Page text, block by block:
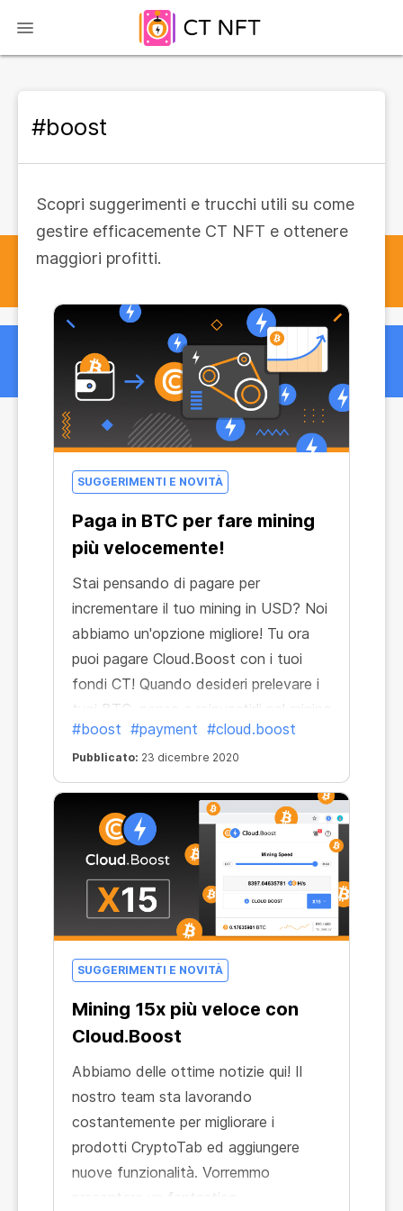
#boost
Scopri suggerimenti e trucchi utili su come
gestire efficacemente CT NFT e ottenere
maggiori profitti.
SUGGERIMENTI E NOVITÀ
Paga in BTC per fare mining
più velocemente!
Stai pensando di pagare per
incrementare il tuo mining in USD? Noi
abbiamo un'opzione migliore! Tu ora
puoi pagare Cloud.Boost con i tuoi
fondi CT! Quando desideri prelevare i
tuoi BTC, pensa a reinvestirli nel mining
per ottenere più profitti in seguito!
Attiva Cloud.Boost a un prezzo basso
da record e fai mining fino 15 volte più
velocemente!
#boost #payment #cloud.boost
Pubblicato: 23 dicembre 2020
SUGGERIMENTI E NOVITÀ
Mining 15x più veloce con
Cloud.Boost
Abbiamo delle ottime notizie qui! Il
nostro team sta lavorando
costantemente per migliorare i
prodotti CryptoTab ed aggiungere
nuove funzionalità. Vorremmo
presentare un fantastico